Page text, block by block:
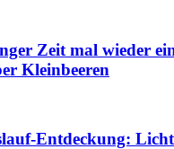
Zeit mal wieder
Kleinbeeren
Entdeckung: